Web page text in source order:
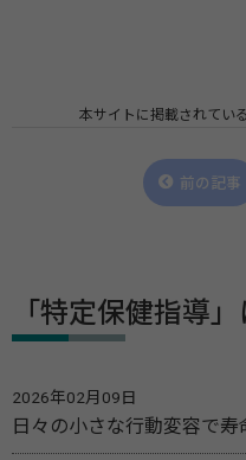
本サイトに掲載されてい
前の記事
「特定保健指導
2026年02月09日
日々の小さな行動変容で